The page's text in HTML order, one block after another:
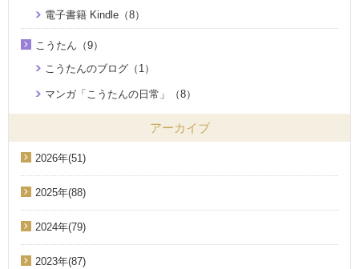
電子書籍 Kindle（8）
こうたん（9）
こうたんのブログ（1）
マンガ「こうたんの日常」（8）
アーカイブ
2026年(51)
2025年(88)
2024年(79)
2023年(87)